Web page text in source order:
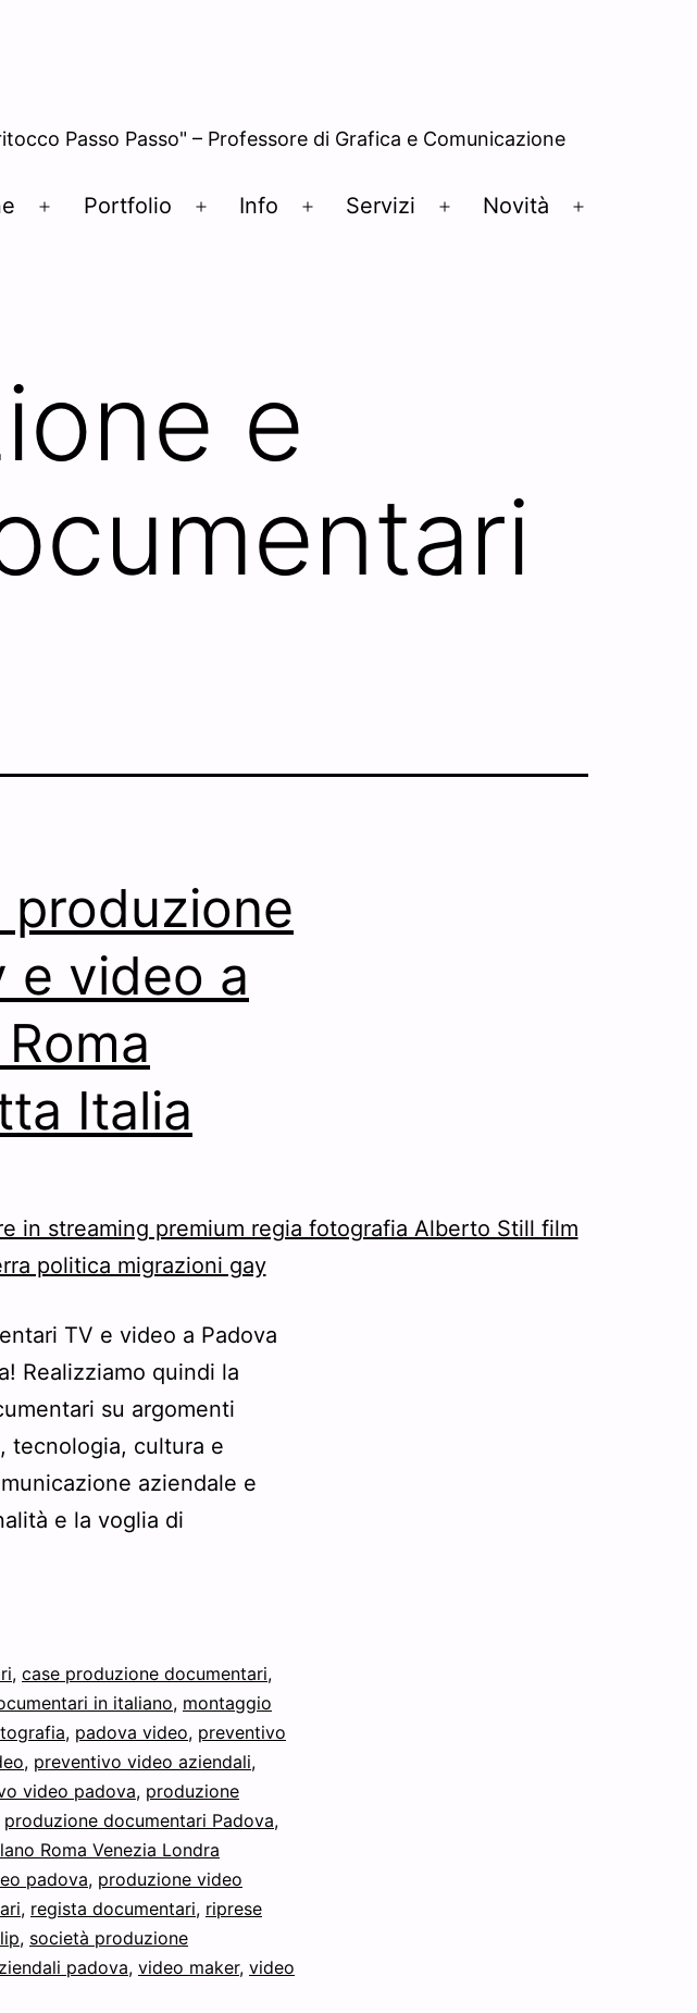
Passo Passo" – Professore di Grafica e Comunicazione
Open
Portfolio
Open
Info
Open
Servizi
Open
Novità
e
produzione
e video a
Italia
TV e video a Padova
Realizziamo quindi la
su argomenti
tecnologia, cultura e
aziendale e
e la voglia di
, case produzione documentari,
in italiano, montaggio
, padova video, preventivo
, preventivo video aziendali,
video padova, produzione
produzione documentari Padova,
Roma Venezia Londra
padova, produzione video
, regista documentari, riprese
, società produzione
padova, video maker, video